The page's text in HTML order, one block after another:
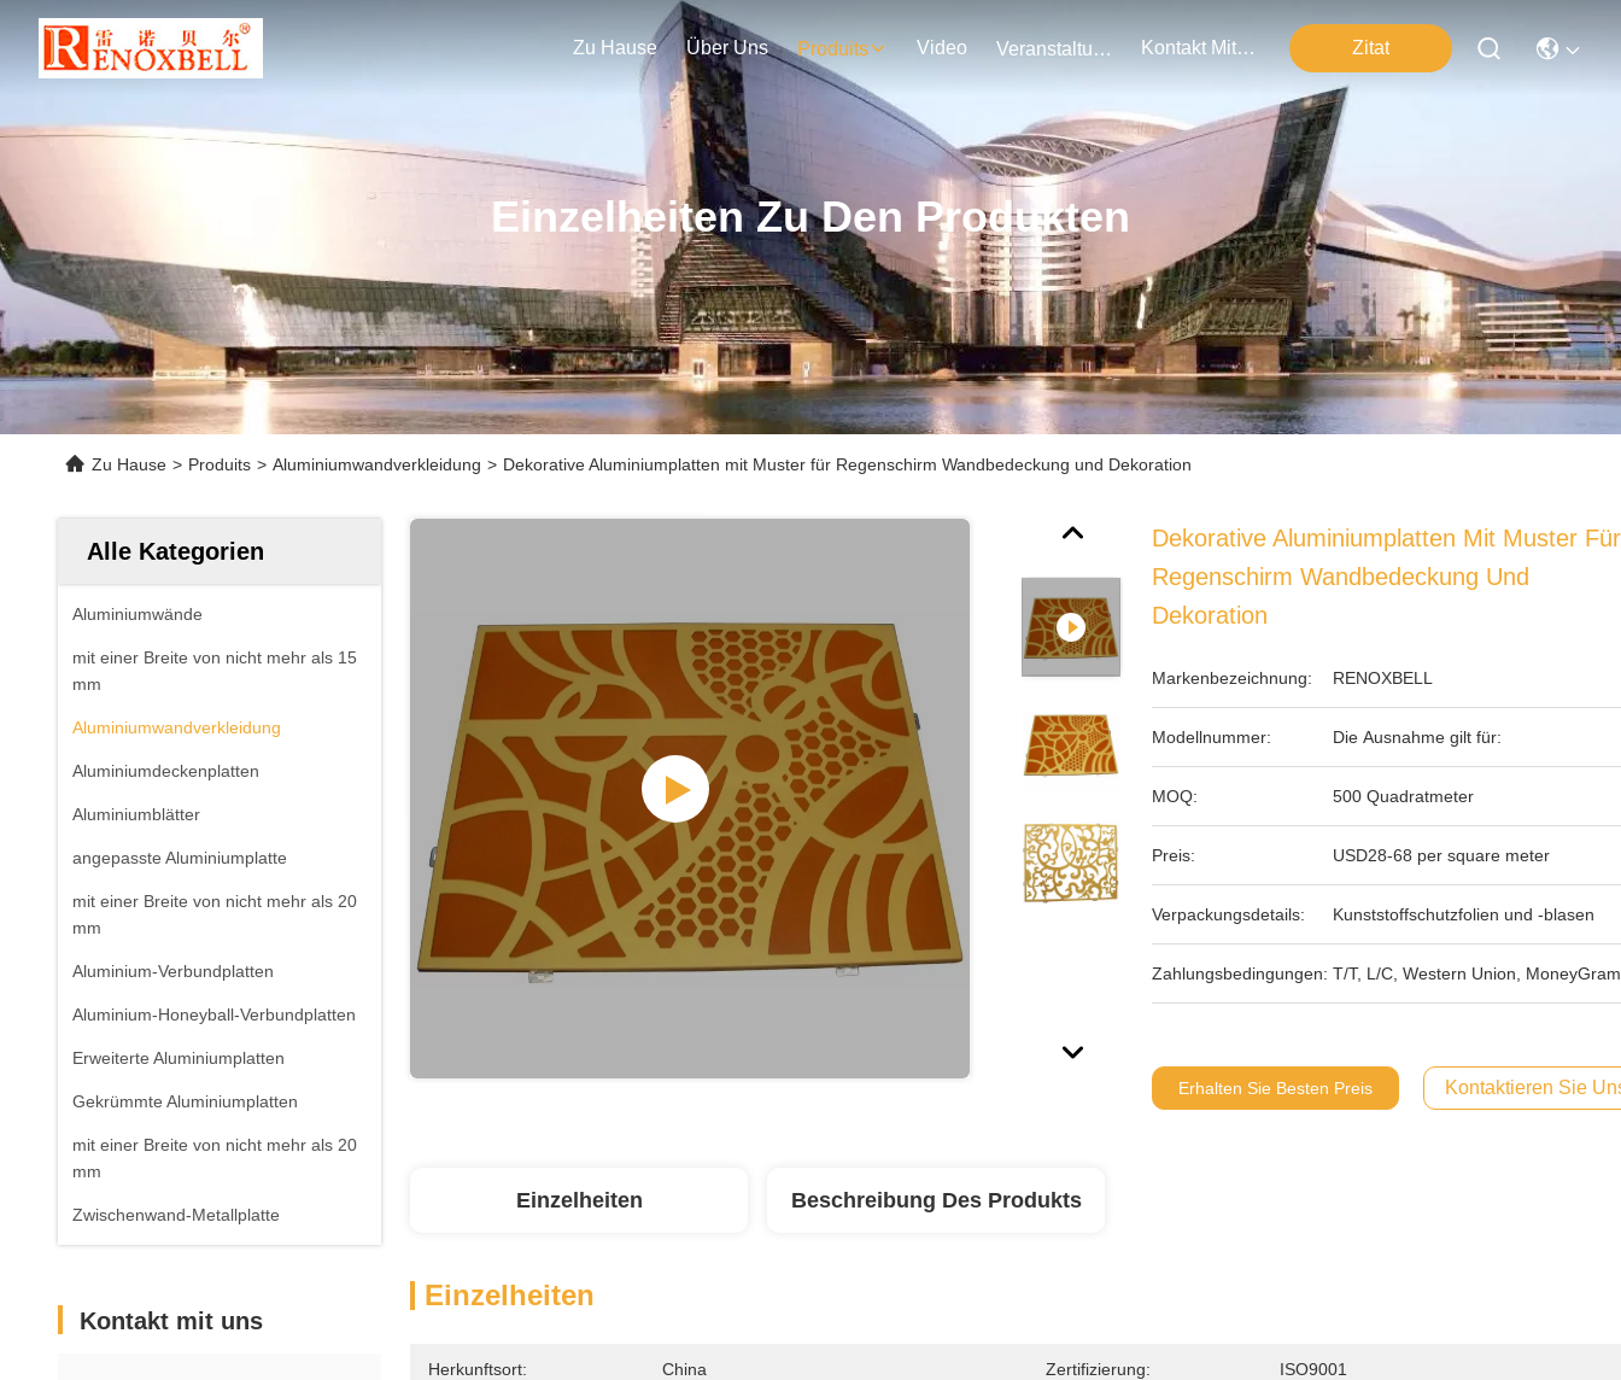
Zu Hause Über Uns Produits Video Veranstaltungen Kontakt Mit Uns Zitat
Einzelheiten Zu Den Produkten
Zu Hause > Produits > Aluminiumwandverkleidung > Dekorative Aluminiumplatten mit Muster für Regenschirm Wandbedeckung und Dekoration
Alle Kategorien
Aluminiumwände
mit einer Breite von nicht mehr als 15
mm
Aluminiumwandverkleidung
Aluminiumdeckenplatten
Aluminiumblätter
angepasste Aluminiumplatte
mit einer Breite von nicht mehr als 20
mm
Aluminium-Verbundplatten
Aluminium-Honeyball-Verbundplatten
Erweiterte Aluminiumplatten
Gekrümmte Aluminiumplatten
mit einer Breite von nicht mehr als 20
mm
Zwischenwand-Metallplatte
Kontakt mit uns
Dekorative Aluminiumplatten Mit Muster Für
Regenschirm Wandbedeckung Und
Dekoration
Markenbezeichnung: RENOXBELL
Modellnummer: Die Ausnahme gilt für:
MOQ: 500 Quadratmeter
Preis: USD28-68 per square meter
Verpackungsdetails: Kunststoffschutzfolien und -blasen
Zahlungsbedingungen: T/T, L/C, Western Union, MoneyGram
Erhalten Sie Besten Preis Kontaktieren Sie
Einzelheiten Beschreibung Des Produkts
Einzelheiten
Herkunftsort: China Zertifizierung: ISO9001